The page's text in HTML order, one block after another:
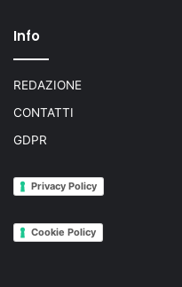
Info
REDAZIONE
CONTATTI
GDPR
Privacy Policy
Cookie Policy